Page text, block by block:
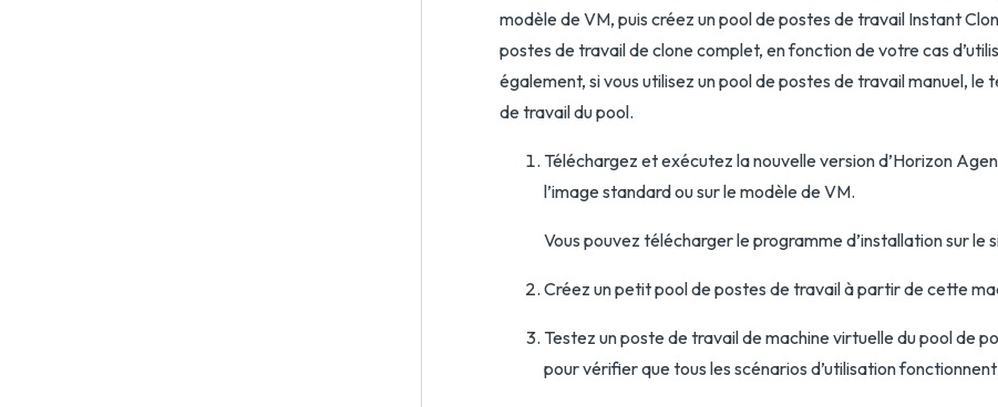
modèle de VM, puis créez un pool de postes de travail Instant
postes de travail de clone complet, en fonction de votre cas
également, si vous utilisez un pool de postes de travail manuel, le
de travail du pool.
Téléchargez et exécutez la nouvelle version d’Horizon
l’image standard ou sur le modèle de VM.
Vous pouvez télécharger le programme d’installation sur le
Créez un petit pool de postes de travail à partir de cette
Testez un poste de travail de machine virtuelle du pool de
pour vérifier que tous les scénarios d’utilisation